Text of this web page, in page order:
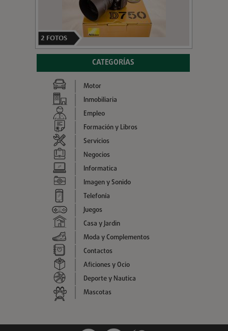
2 FOTOS
CATEGORÍAS
Motor
Inmobiliaria
Empleo
Formación y Libros
Servicios
Negocios
Informatica
Imagen y Sonido
Telefonía
Juegos
Casa y Jardin
Moda y Complementos
Contactos
Aficiones y Ocio
Deporte y Nautica
Mascotas